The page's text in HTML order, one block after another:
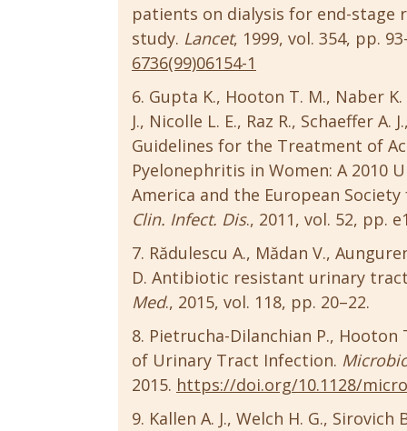
patients on dialysis for end-stage
study. Lancet, 1999, vol. 354, pp.
6736(99)06154-1
Gupta K., Hooton T. M., Naber
J., Nicolle L. E., Raz R., Schaeffer
Guidelines for the Treatment of
Pyelonephritis in Women: A 2010
America and the European
Clin. Infect. Dis., 2011, vol. 52, pp.
Rădulescu A., Mădan V.,
D. Antibiotic resistant urinary
Med., 2015, vol. 118, pp. 20–22.
Pietrucha-Dilanchian P.,
of Urinary Tract Infection.
2015. https://doi.org/10.1128/
Kallen A. J., Welch H. G.,